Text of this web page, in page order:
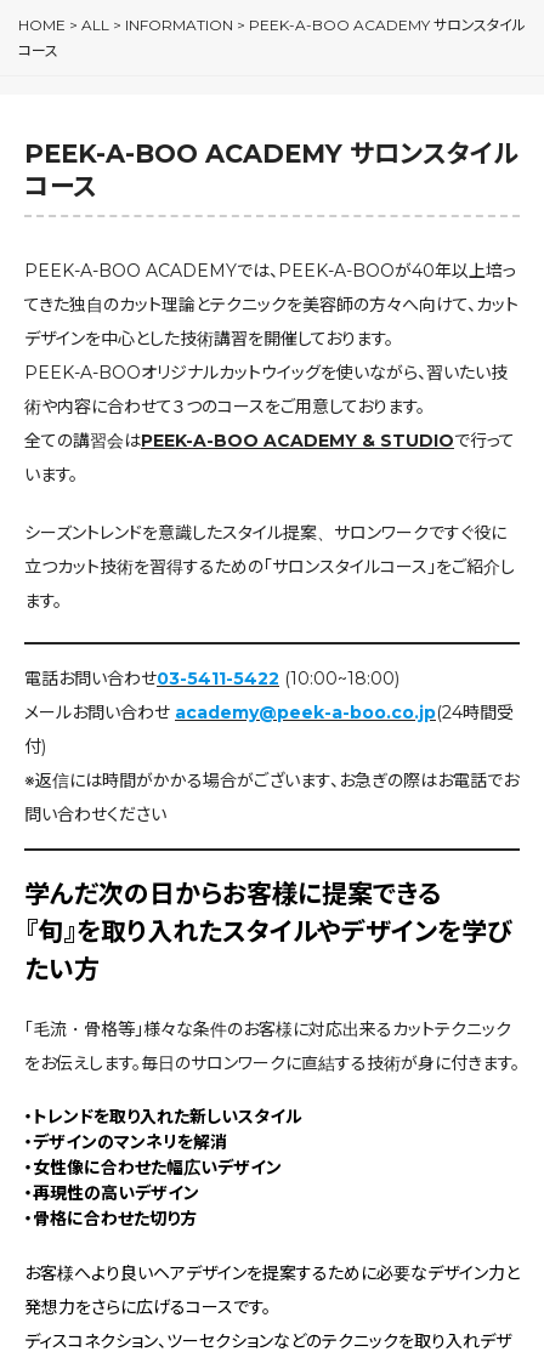
HOME > ALL > INFORMATION > PEEK-A-BOO ACADEMY サロンスタイル
コース
PEEK-A-BOO ACADEMY サロンスタイル
コース
PEEK-A-BOO ACADEMYでは、PEEK-A-BOOが40年以上培っ
てきた独自のカット理論とテクニックを美容師の方々へ向けて、カット
デザインを中心とした技術講習を開催しております。
PEEK-A-BOOオリジナルカットウイッグを使いながら、習いたい技
術や内容に合わせて３つのコースをご用意しております。
全ての講習会はPEEK-A-BOO ACADEMY & STUDIOで行って
います。
シーズントレンドを意識したスタイル提案、サロンワークですぐ役に
立つカット技術を習得するための「サロンスタイルコース」をご紹介し
ます。
電話お問い合わせ03-5411-5422 (10:00~18:00)
メールお問い合わせ academy@peek-a-boo.co.jp(24時間受
付)
※返信には時間がかかる場合がございます、お急ぎの際はお電話でお
問い合わせください
学んだ次の日からお客様に提案できる
『旬』を取り入れたスタイルやデザインを学び
たい方
「毛流・骨格等」様々な条件のお客様に対応出来るカットテクニック
をお伝えします。毎日のサロンワークに直結する技術が身に付きます。
・トレンドを取り入れた新しいスタイル
・デザインのマンネリを解消
・女性像に合わせた幅広いデザイン
・再現性の高いデザイン
・骨格に合わせた切り方
お客様へより良いヘアデザインを提案するために必要なデザイン力と
発想力をさらに広げるコースです。
ディスコネクション、ツーセクションなどのテクニックを取り入れデザ